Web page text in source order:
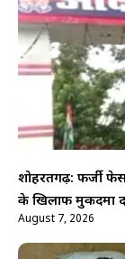
शोहरतगढ़: फर्जी
के खिलाफ मुकदमा
August 7, 2026